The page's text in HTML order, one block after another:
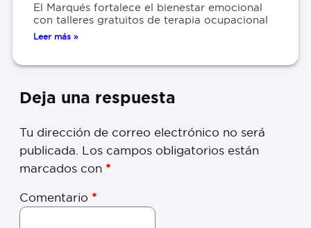
El Marqués fortalece el bienestar emocional
con talleres gratuitos de terapia ocupacional
Leer más »
Deja una respuesta
Tu dirección de correo electrónico no será
publicada. Los campos obligatorios están
marcados con *
Comentario *